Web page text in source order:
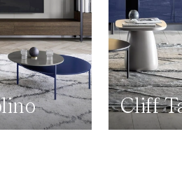
Cliff